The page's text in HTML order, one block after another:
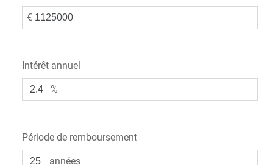
€
Intérêt annuel
%
Période de remboursement
années